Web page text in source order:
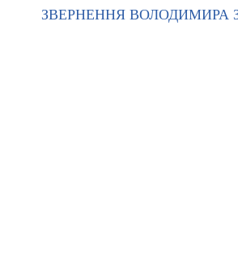
ЗВЕРНЕННЯ ВОЛОДИМИРА